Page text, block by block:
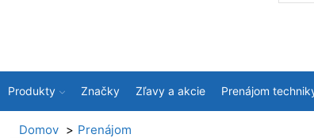
Produkty Značky Zľavy a akcie Prenájom
Domov Prenájom